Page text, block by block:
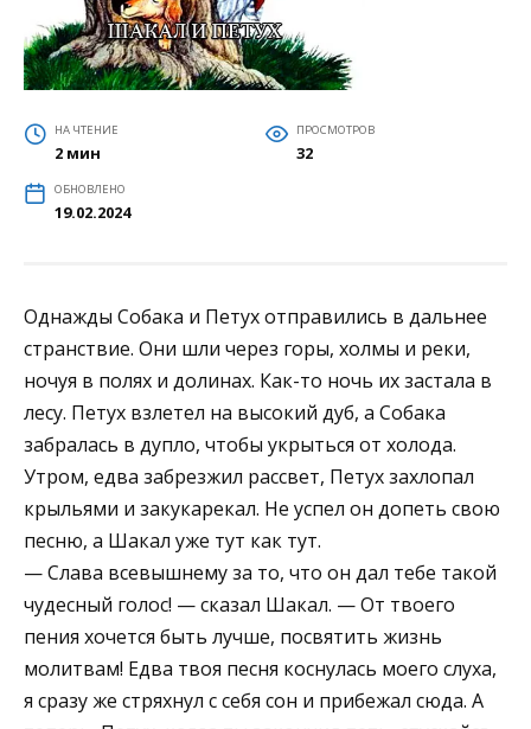
НА ЧТЕНИЕ
2 мин
ПРОСМОТРОВ
32
ОБНОВЛЕНО
19.02.2024
Однажды Собака и Петух отправились в дальнее
странствие. Они шли через горы, холмы и реки,
ночуя в полях и долинах. Как-то ночь их застала в
лесу. Петух взлетел на высокий дуб, а Собака
забралась в дупло, чтобы укрыться от холода.
Утром, едва забрезжил рассвет, Петух захлопал
крыльями и закукарекал. Не успел он допеть свою
песню, а Шакал уже тут как тут.
— Слава всевышнему за то, что он дал тебе такой
чудесный голос! — сказал Шакал. — От твоего
пения хочется быть лучше, посвятить жизнь
молитвам! Едва твоя песня коснулась моего слуха,
я сразу же стряхнул с себя сон и прибежал сюда. А